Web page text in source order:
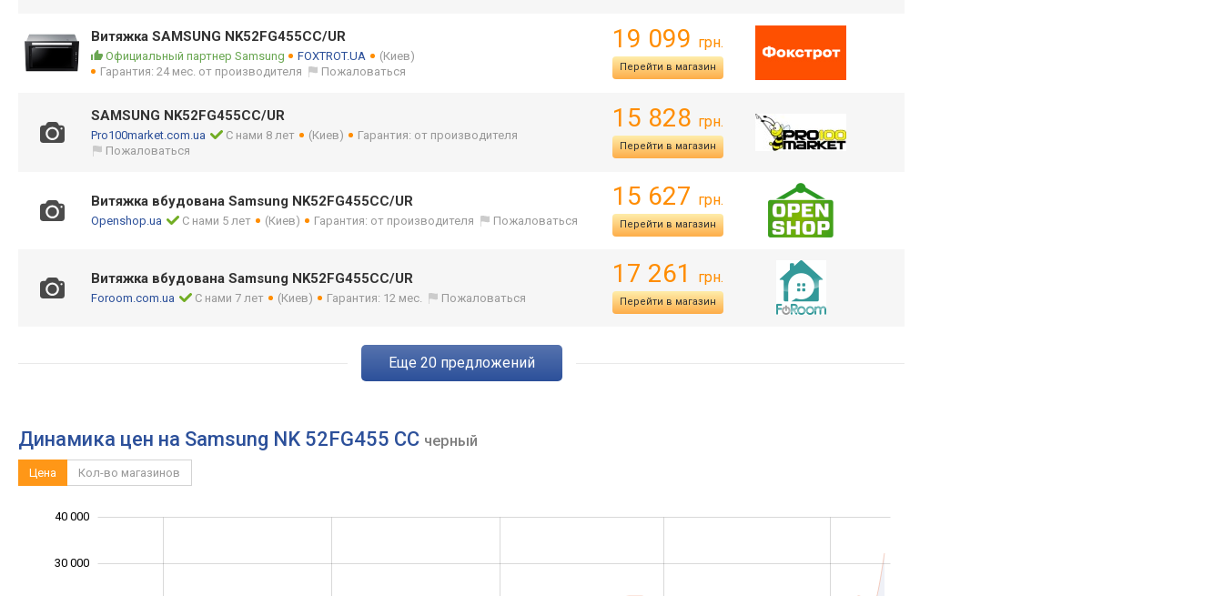
Витяжка SAMSUNG NK52FG455CC/UR
Официальный партнер Samsung FOXTROT.UA
(Киев)
Гарантия: 24 мес. от производителя
Пожаловаться
19 099 грн.
Перейти в магазин
SAMSUNG NK52FG455CC/UR
Pro100market.com.ua С нами 8 лет (Киев)
Гарантия: от производителя
Пожаловаться
15 828 грн.
Перейти в магазин
Витяжка вбудована Samsung NK52FG455CC/UR
Openshop.ua С нами 5 лет (Киев) Гарантия: от производителя Пожаловаться
15 627 грн.
Перейти в магазин
Витяжка вбудована Samsung NK52FG455CC/UR
Foroom.com.ua С нами 7 лет (Киев) Гарантия: 12 мес. Пожаловаться
17 261 грн.
Перейти в магазин
eще 20предложений
Динамика цен на Samsung NK 52FG455 CC черный
Цена Кол-во магазинов
30 000
40 000